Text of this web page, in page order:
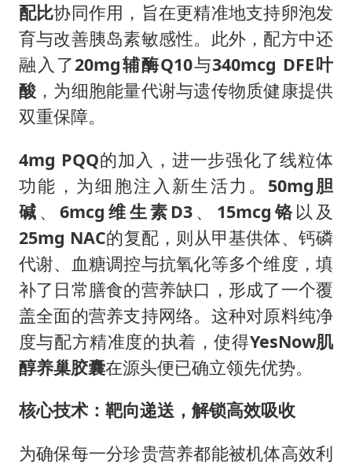
配比协同作用，旨在更精准地支持卵泡发
育与改善胰岛素敏感性。此外，配方中还
融入了20mg辅酶Q10与340mcg DFE叶
酸 ，为细胞能量代谢与遗传物质健康提供
双重保障。
4mg PQQ的加入，进一步强化了线粒体
功能，为细胞注入新生活力。 50mg胆
碱 、6mcg 维生素 D3 、 15mcg铬以及
25mg NAC的复配，则从甲基供体、钙磷
代谢、血糖调控与抗氧化等多个维度，填
补了日常膳食的营养缺口，形成了一个覆
盖全面的营养支持网络。这种对原料纯净
度与配方精准度的执着，使得YesNow肌
醇养巢胶囊在源头便已确立领先优势。
核心技术：靶向递送，解锁高效吸收
为确保每一分珍贵营养都能被机体高效利